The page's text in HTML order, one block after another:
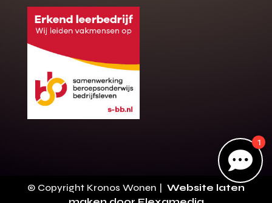
Binnen 24 uur jouw gratis offerte
10 jaar garantie op de montage
Gratis inmeting (voorwaarden)
Volledig ontzorgd
Wij werken landelijk
100+ stoffen

1
© Copyright Kronos Wonen | Website laten